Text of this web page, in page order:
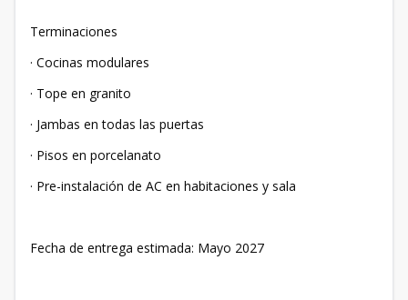
Terminaciones
· Cocinas modulares
· Tope en granito
· Jambas en todas las puertas
· Pisos en porcelanato
· Pre-instalación de AC en habitaciones y sala
Fecha de entrega estimada: Mayo 2027